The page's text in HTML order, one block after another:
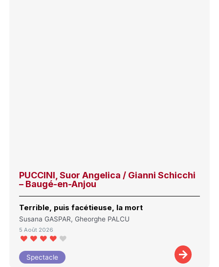
PUCCINI, Suor Angelica / Gianni Schicchi
– Baugé-en-Anjou
Terrible, puis facétieuse, la mort
Susana GASPAR, Gheorghe PALCU
5 Août 2026
Spectacle